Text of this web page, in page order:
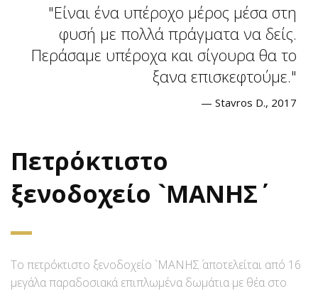
Είναι ένα υπέροχο μέρος μέσα στη
φυσή με πολλά πράγματα να δείς.
Περάσαμε υπέροχα και σίγουρα θα το
ξανα επισκεφτούμε.
— Stavros D., 2017
Πετρόκτιστο
ξενοδοχείο `ΜΑΝΗΣ΄
Το πετρόκτιστο ξενοδοχείο `ΜΑΝΗΣ΄ αποτελείται από 16
μεγάλα παραδοσιακά επιπλωμένα δωμάτια με θέα στο